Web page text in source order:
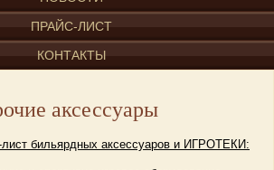
ПРАЙС-ЛИСТ
КОНТАКТЫ
аксессуары
лист бильярдных аксессуаров и ИГРОТЕКИ: